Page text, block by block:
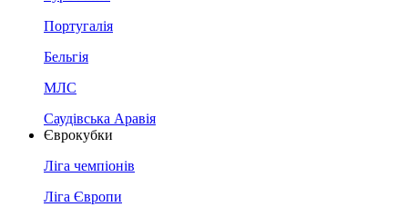
Португалія
Бельгія
МЛС
Саудівська Аравія
Єврокубки
Ліга чемпіонів
Ліга Європи